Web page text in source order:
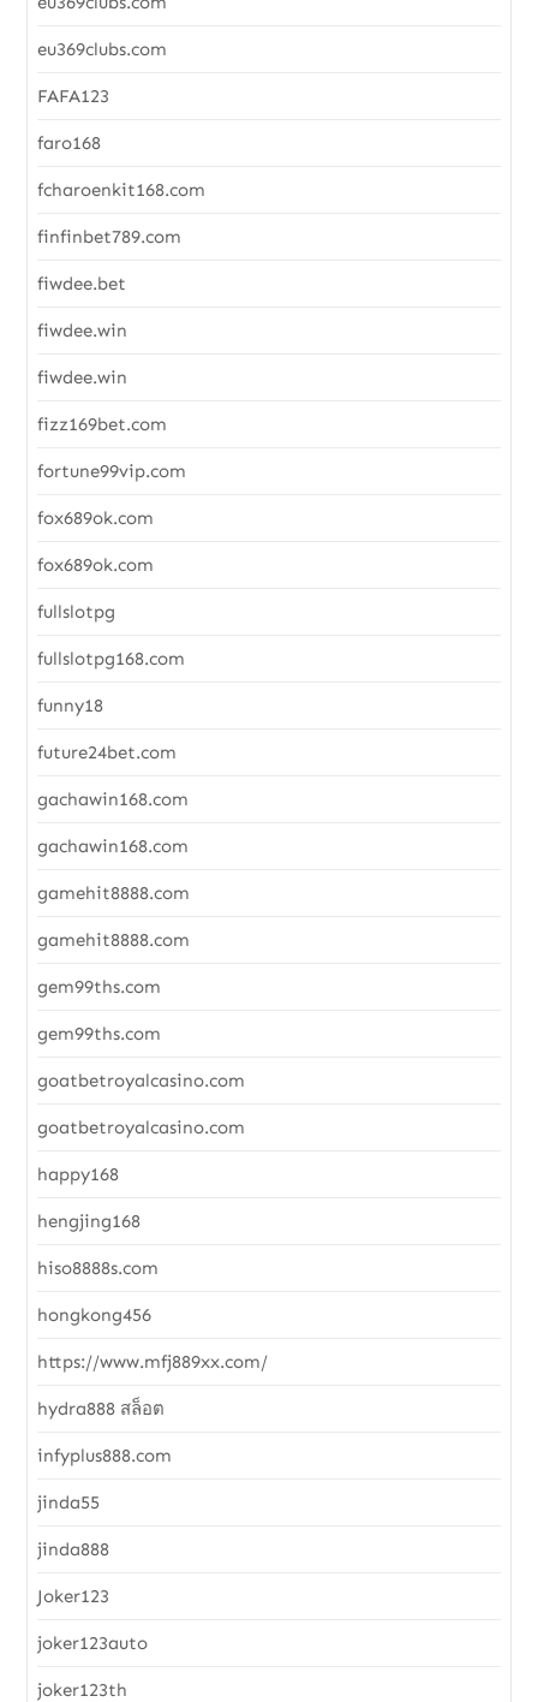
eu369clubs.com
FAFA123
faro168
fcharoenkit168.com
finfinbet789.com
fiwdee.bet
fiwdee.win
fiwdee.win
fizz169bet.com
fortune99vip.com
fox689ok.com
fox689ok.com
fullslotpg
fullslotpg168.com
funny18
future24bet.com
gachawin168.com
gachawin168.com
gamehit8888.com
gamehit8888.com
gem99ths.com
gem99ths.com
goatbetroyalcasino.com
goatbetroyalcasino.com
happy168
hengjing168
hiso8888s.com
hongkong456
https://www.mfj889xx.com/
hydra888 สล็อต
infyplus888.com
jinda55
jinda888
Joker123
joker123auto
joker123th